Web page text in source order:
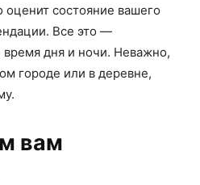
состояние вашего
Все это —
время дня и ночи. Неважно,
городе или в деревне,
вам